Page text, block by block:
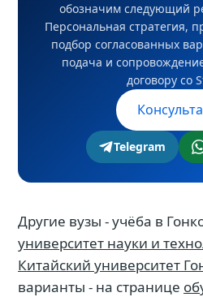
подтверждает
поставщик. На
консультации мы
сроки и бюджет и
реалистичный шаг.
обозначим следующий
Персональная стратегия,
подбор согласованных
подача и
договору со
Telegram
Другие вузы - учёба в
университет науки и
Китайский университет
варианты - на странице